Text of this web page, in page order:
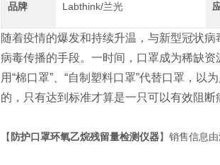
品牌 Labthink/兰光
随着疫情的爆发和持续升温，与新型冠状
病毒传播的手段。一时间，口罩成为稀缺
用“棉口罩”、“自制塑料口罩”代替口罩，
的，只有达到标准才算是一只可以有效阻
【 防护口罩环氧乙烷残留量检测仪器】销售信息